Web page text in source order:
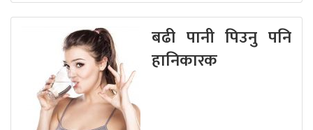
बढी पानी पिउनु पनि
हानिकारक